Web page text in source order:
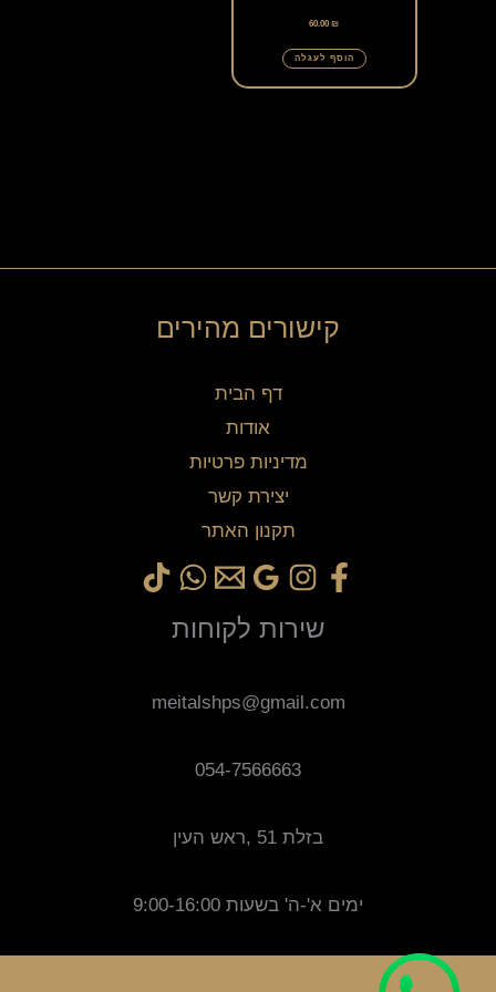
60.00₪
הוסף לעגלה
קישורים מהירים
דף הבית
אודות
מדיניות פרטיות
יצירת קשר
תקנון האתר
שירות לקוחות
meitalshps@gmail.com
054-7566663
בזלת 51 ,ראש העין
ימים א'-ה' בשעות 9:00-16:00